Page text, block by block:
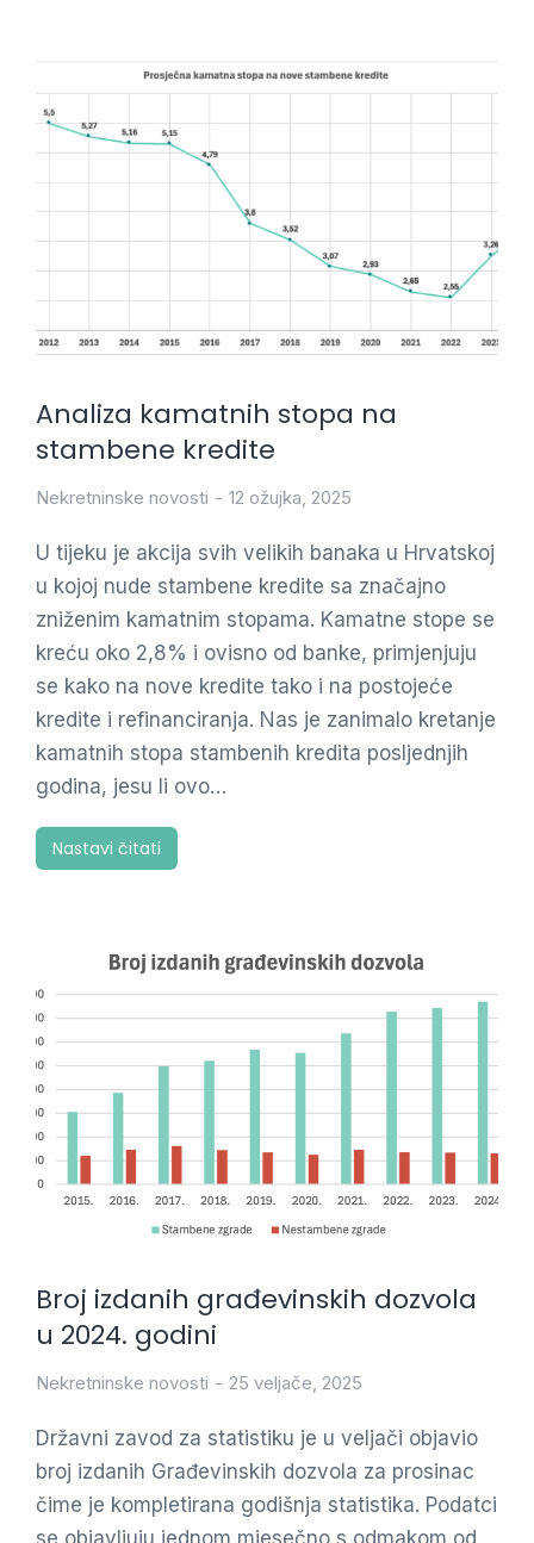
Analiza kamatnih stopa na
stambene kredite
Nekretninske novosti 12 ožujka, 2025
U tijeku je akcija svih velikih banaka u Hrvatskoj
u kojoj nude stambene kredite sa značajno
zniženim kamatnim stopama. Kamatne stope se
kreću oko 2,8% i ovisno od banke, primjenjuju
se kako na nove kredite tako i na postojeće
kredite i refinanciranja. Nas je zanimalo kretanje
kamatnih stopa stambenih kredita posljednjih
godina, jesu li ovo…
Nastavi čitati
Broj izdanih građevinskih dozvola
u 2024. godini
Nekretninske novosti 25 veljače, 2025
Državni zavod za statistiku je u veljači objavio
broj izdanih Građevinskih dozvola za prosinac
čime je kompletirana godišnja statistika. Podatci